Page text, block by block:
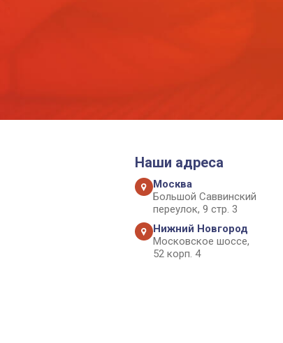
Наши адреса
Москва
Большой Саввинский
переулок, 9 стр. 3
Нижний Новгород
Московское шоссе,
52 корп. 4